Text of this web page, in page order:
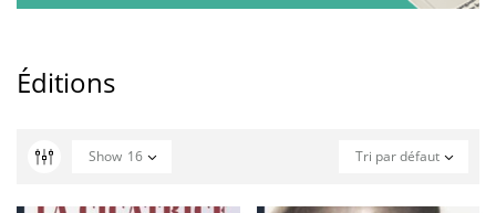
Éditions
Tri par défaut
Show 16